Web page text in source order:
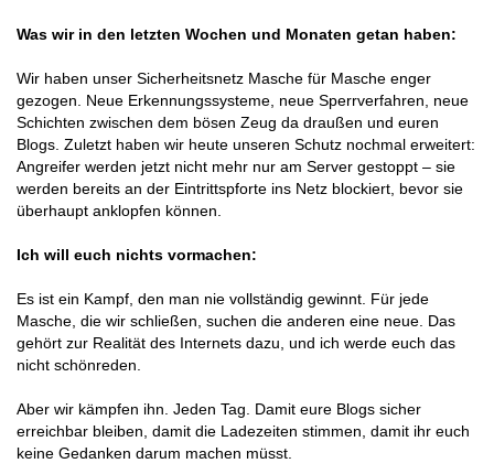
Was wir in den letzten Wochen und Monaten getan haben:
Wir haben unser Sicherheitsnetz Masche für Masche enger
gezogen. Neue Erkennungssysteme, neue Sperrverfahren, neue
Schichten zwischen dem bösen Zeug da draußen und euren
Blogs. Zuletzt haben wir heute unseren Schutz nochmal erweitert:
Angreifer werden jetzt nicht mehr nur am Server gestoppt – sie
werden bereits an der Eintrittspforte ins Netz blockiert, bevor sie
überhaupt anklopfen können.
Ich will euch nichts vormachen:
Es ist ein Kampf, den man nie vollständig gewinnt. Für jede
Masche, die wir schließen, suchen die anderen eine neue. Das
gehört zur Realität des Internets dazu, und ich werde euch das
nicht schönreden.
Aber wir kämpfen ihn. Jeden Tag. Damit eure Blogs sicher
erreichbar bleiben, damit die Ladezeiten stimmen, damit ihr euch
keine Gedanken darum machen müsst.